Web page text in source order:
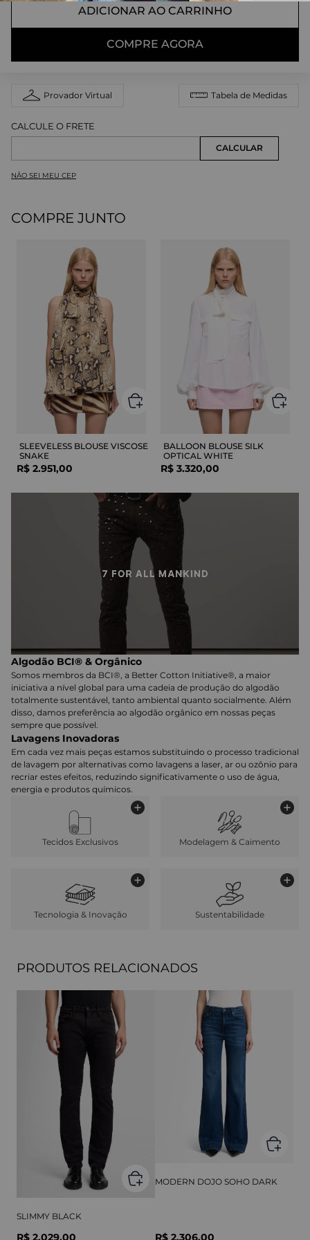
ADICIONAR AO CARRINHO
COMPRE AGORA
Provador Virtual Tabela de Medidas
NÃO SEI MEU CEP
COMPRE JUNTO
SLEEVELESS BLOUSE VISCOSE
SNAKE
R$ 2.951,00
BALLOON BLOUSE SILK
OPTICAL WHITE
R$ 3.320,00
Algodão BCI® & Orgânico
Somos membros da BCI®, a Better Cotton Initiative®, a maior
iniciativa a nível global para uma cadeia de produção do algodão
totalmente sustentável, tanto ambiental quanto socialmente. Além
disso, damos preferência ao algodão orgânico em nossas peças
sempre que possível.
Lavagens Inovadoras
Em cada vez mais peças estamos substituindo o processo tradicional
de lavagem por alternativas como lavagens a laser, ar ou ozônio para
recriar estes efeitos, reduzindo significativamente o uso de água,
energia e produtos químicos.
Tecidos Exclusivos Modelagem & Caimento
Tecnologia & Inovação Sustentabilidade
PRODUTOS RELACIONADOS
SLIMMY BLACK
R$ 2.029,00
MODERN DOJO SOHO DARK
R$ 2.306,00